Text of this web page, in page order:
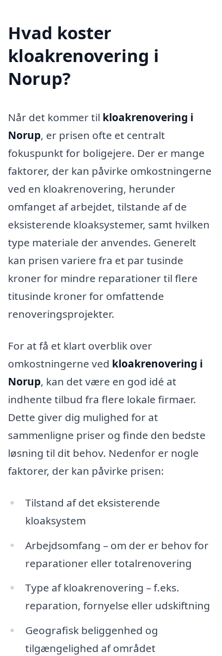
Hvad koster
kloakrenovering i
Norup?
Når det kommer til kloakrenovering i
Norup, er prisen ofte et centralt
fokuspunkt for boligejere. Der er mange
faktorer, der kan påvirke omkostningerne
ved en kloakrenovering, herunder
omfanget af arbejdet, tilstande af de
eksisterende kloaksystemer, samt hvilken
type materiale der anvendes. Generelt
kan prisen variere fra et par tusinde
kroner for mindre reparationer til flere
titusinde kroner for omfattende
renoveringsprojekter.
For at få et klart overblik over
omkostningerne ved kloakrenovering i
Norup, kan det være en god idé at
indhente tilbud fra flere lokale firmaer.
Dette giver dig mulighed for at
sammenligne priser og finde den bedste
løsning til dit behov. Nedenfor er nogle
faktorer, der kan påvirke prisen:
Tilstand af det eksisterende
kloaksystem
Arbejdsomfang – om der er behov for
reparationer eller totalrenovering
Type af kloakrenovering – f.eks.
reparation, fornyelse eller udskiftning
Geografisk beliggenhed og
tilgængelighed af området